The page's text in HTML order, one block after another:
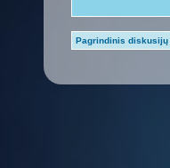
Pagrindinis diskusijų